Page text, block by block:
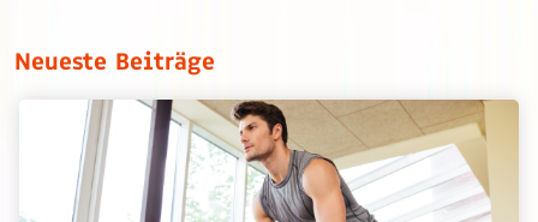
Neueste Beiträge